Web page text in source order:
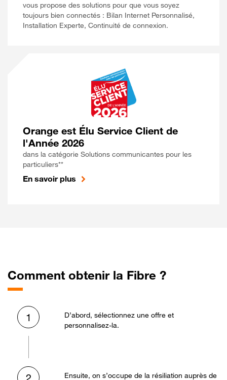
vous propose des solutions pour que vous soyez
toujours bien connectés : Bilan Internet Personnalisé,
Installation Experte, Continuité de connexion.
Orange est Élu Service Client de
l'Année 2026
dans la catégorie Solutions communicantes pour les
particuliers**
En savoir plus
Comment obtenir la Fibre ?
1
D’abord, sélectionnez une offre et
personnalisez-la.
Ensuite, on s’occupe de la résiliation auprès de